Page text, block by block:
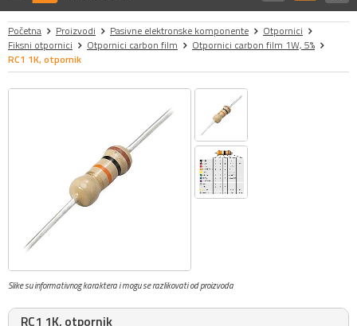
Početna Proizvodi Pasivne elektronske komponente
Otpornici
Fiksni otpornici
Otpornici carbon film
Otpornici carbon film 1W, 5%
RC1 1K, otpornik
Slike su informativnog karaktera i mogu se razlikovati od proizvoda
RC1 1K, otpornik